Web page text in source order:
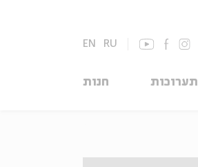
EN RU
תערוכות חנות